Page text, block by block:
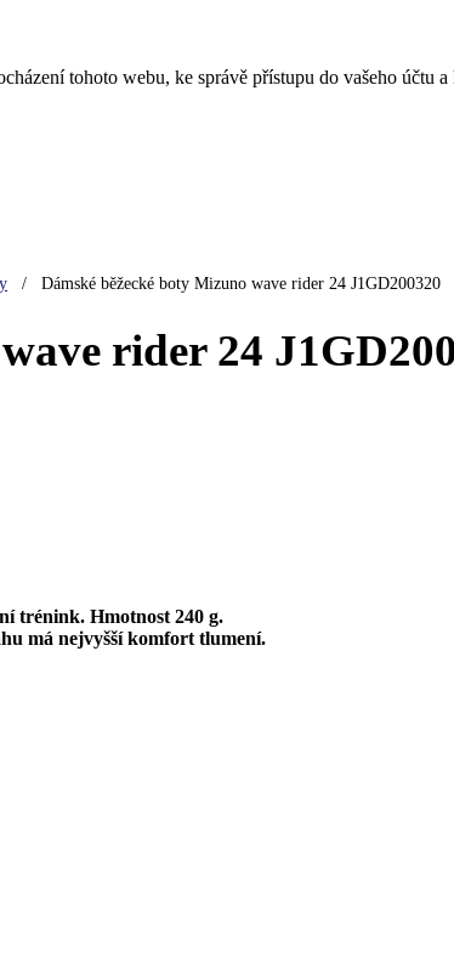
tohoto webu, ke správě přístupu do vašeho účtu
/ Dámské běžecké boty Mizuno wave rider 24 J1GD200320
rider 24
trénink. Hmotnost 240 g.
má nejvyšší komfort tlumení.